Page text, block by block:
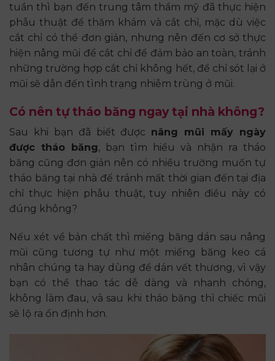
tuần thì bạn đến trung tâm thẩm mỹ đã thực hiện
phẫu thuật để thăm khám và cắt chỉ, mặc dù việc
cắt chỉ có thể đơn giản, nhưng nên đến cơ sở thực
hiện nâng mũi để cắt chỉ để đảm bảo an toàn, tránh
những trường hợp cắt chỉ không hết, để chỉ sót lại ở
mũi sẽ dẫn đến tình trạng nhiễm trùng ở mũi.
Có nên tự tháo băng ngay tại nhà không?
Sau khi bạn đã biết được nâng mũi mấy ngày
được tháo băng, bạn tìm hiểu và nhận ra tháo
băng cũng đơn giản nên có nhiều trường muốn tự
tháo băng tại nhà để tránh mất thời gian đến tại địa
chỉ thực hiện phẫu thuật, tuy nhiên điều này có
đúng không?
Nếu xét về bản chất thì miếng băng dán sau nâng
mũi cũng tương tự như một miếng băng keo cá
nhân chúng ta hay dùng để dán vết thương, vì vậy
bạn có thể thao tác dễ dàng và nhanh chóng,
không làm đau, và sau khi tháo băng thì chiếc mũi
sẽ lộ ra ổn định hơn.